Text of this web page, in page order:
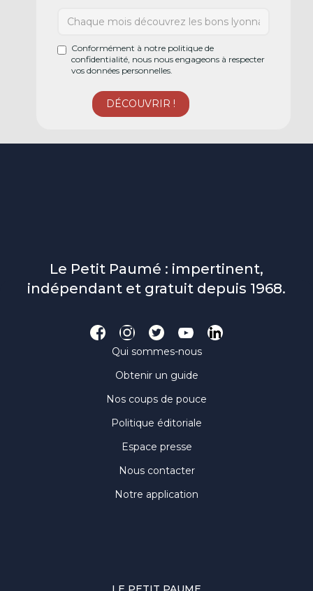
Conformément à notre politique de
confidentialité, nous nous engageons à respecter
vos données personnelles.
Le Petit Paumé : impertinent,
indépendant et gratuit depuis 1968.
Qui sommes-nous
Obtenir un guide
Nos coups de pouce
Politique éditoriale
Espace presse
Nous contacter
Notre application